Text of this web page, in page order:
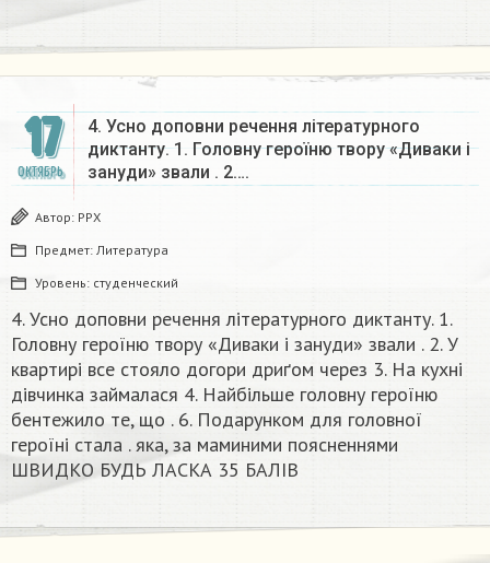
17
ОКТЯБРЬ
4. Усно доповни речення літературного
диктанту. 1. Головну героїню твору «Диваки і
зануди» звали . 2….
Автор: РРХ
Предмет: Литература
Уровень: студенческий
4. Усно доповни речення літературного диктанту. 1.
Головну героїню твору «Диваки і зануди» звали . 2. У
квартирі все стояло догори дриґом через 3. На кухні
дівчинка займалася 4. Найбільше головну героїню
бентежило те, що . 6. Подарунком для головної
героїні стала . яка, за маминими поясненнями
ШВИДКО БУДЬ ЛАСКА 35 БАЛІВ​